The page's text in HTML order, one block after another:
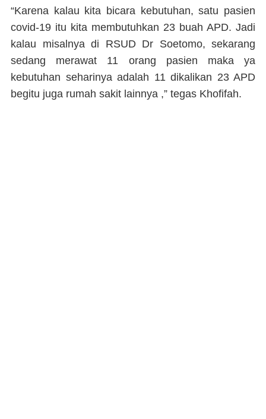
“Karena kalau kita bicara kebutuhan, satu pasien
covid-19 itu kita membutuhkan 23 buah APD. Jadi
kalau misalnya di RSUD Dr Soetomo, sekarang
sedang merawat 11 orang pasien maka ya
kebutuhan seharinya adalah 11 dikalikan 23 APD
begitu juga rumah sakit lainnya ,” tegas Khofifah.